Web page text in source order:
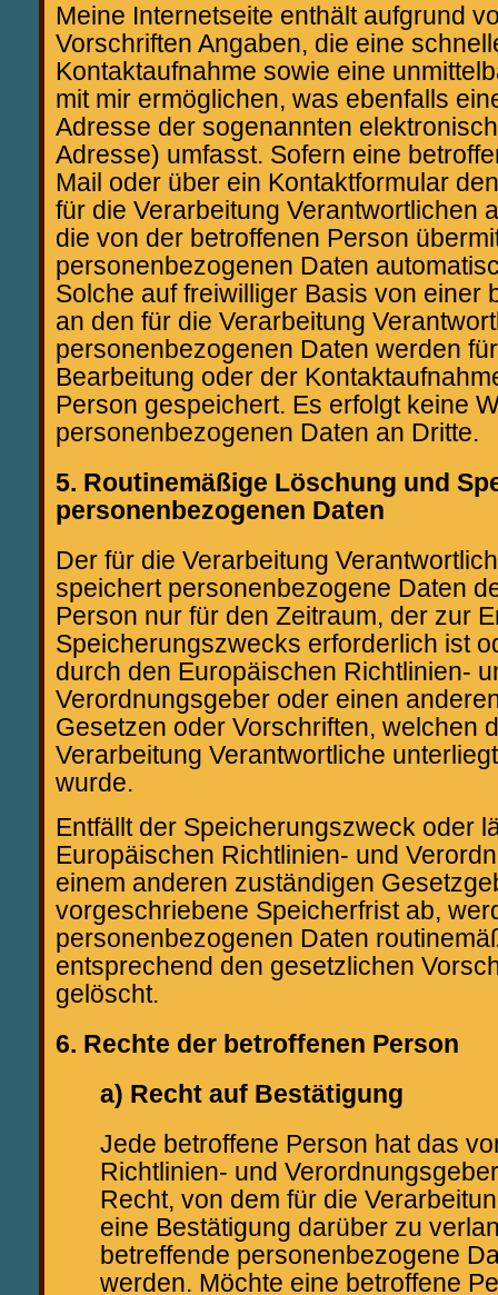
Meine Internetseite enthält aufgrund
Vorschriften Angaben, die eine
Kontaktaufnahme sowie eine
mit mir ermöglichen, was ebenfalls
Adresse der sogenannten
Adresse) umfasst. Sofern eine
Mail oder über ein Kontaktformular
für die Verarbeitung Verantwortlichen
die von der betroffenen Person
personenbezogenen Daten
Solche auf freiwilliger Basis von einer
an den für die Verarbeitung
personenbezogenen Daten werden
Bearbeitung oder der
Person gespeichert. Es erfolgt keine
personenbezogenen Daten an Dritte.
5. Routinemäßige Löschung und
personenbezogenen Daten
Der für die Verarbeitung
speichert personenbezogene Daten
Person nur für den Zeitraum, der zur
Speicherungszwecks erforderlich ist
durch den Europäischen Richtlinien-
Verordnungsgeber oder einen
Gesetzen oder Vorschriften, welchen
Verarbeitung Verantwortliche
wurde.
Entfällt der Speicherungszweck oder
Europäischen Richtlinien- und
einem anderen zuständigen
vorgeschriebene Speicherfrist ab,
personenbezogenen Daten
entsprechend den gesetzlichen
gelöscht.
6. Rechte der betroffenen Person
a) Recht auf Bestätigung
Jede betroffene Person hat das
Richtlinien- und
Recht, von dem für die
eine Bestätigung darüber zu
betreffende personenbezogene
werden. Möchte eine betroffene